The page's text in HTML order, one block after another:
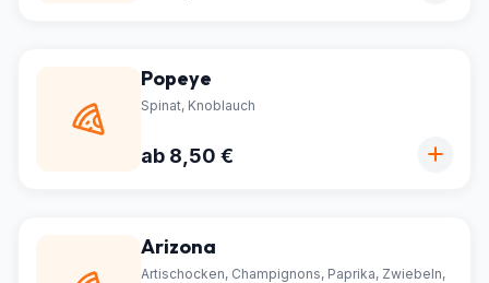
Popeye
Spinat, Knoblauch
ab 8,50 €
Arizona
Artischocken, Champignons, Paprika, Zwiebeln,